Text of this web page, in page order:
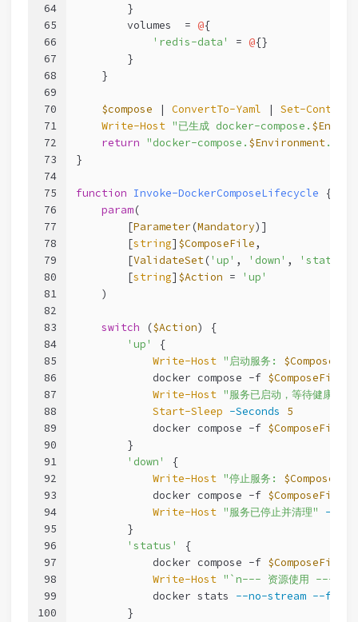
64
65
66
67
68
69
70
71
72
73
74
75
76
77
78
79
80
81
82
83
84
85
86
87
88
89
90
91
92
93
94
95
96
97
98
99
100
        }
        volumes  =
@{
'redis-data'
= @{}
        }
    }
$compose | ConvertTo-Yaml | Set-Content
Write-Host "已生成 docker-compose.
return "docker-compose. $Environment.yml"
}
function Invoke-DockerComposeLifecycle {
param(
        [
Parameter (Mandatory)]
        [
string] $ComposeFile,
        [
ValidateSet('up' , 'down' , 'status'
        [
string] $Action =
'up'
    )
switch ($Action) {
'up'
{
Write-Host "启动服务:
            docker compose
-f $ComposeFile
Write-Host "服务已启动，等待健康检
Start-Sleep -Seconds
5
            docker compose
-f $ComposeFile
        }
'down'
{
Write-Host "停止服务:
            docker compose
-f $ComposeFile
Write-Host "服务已停止并清理"
-
        }
'status'
{
            docker compose
-f $ComposeFile
Write-Host "`n--- 资源使用 ---"
            docker stats
--no-stream --
        }